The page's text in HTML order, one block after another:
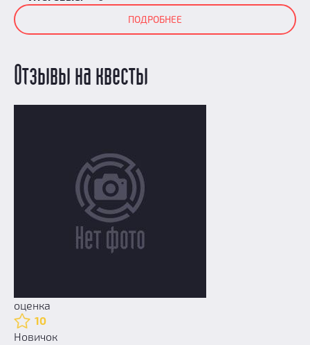
ПОДРОБНЕЕ
Отзывы на квесты
оценка
10
Новичок